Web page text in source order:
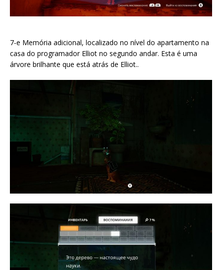
7-e Memória adicional, localizado no nível do apartamento na
casa do programador Elliot no segundo andar. Esta é uma
árvore brilhante que está atrás de Elliot..